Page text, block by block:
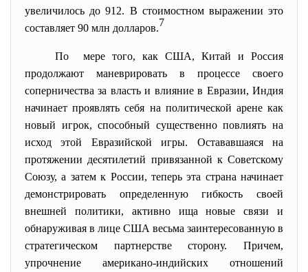
увеличилось до 912. В стоимостном выражении это
составляет 90 млн долларов.7
По мере того, как США, Китай и Россия
продолжают маневрировать в процессе своего
соперничества за власть и влияние в Евразии, Индия
начинает проявлять себя на политической арене как
новый игрок, способный существенно повлиять на
исход этой Евразийской игры. Остававшаяся на
протяжении десятилетий привязанной к Советскому
Союзу, а затем к России, теперь эта страна начинает
демонстрировать определенную гибкость своей
внешней политики, активно ища новые связи и
обнаруживая в лице США весьма заинтересованную в
стратегическом партнерстве сторону. Причем,
упрочнение американо-индийских отношений